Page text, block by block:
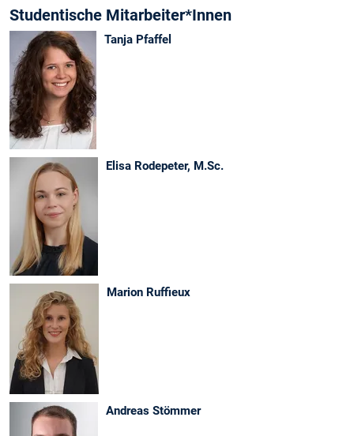
Studentische Mitarbeiter*Innen
Tanja Pfaffel
Elisa Rodepeter, M.Sc.
Marion Ruffieux
Andreas Stömmer